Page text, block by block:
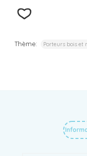
Thème: Porteurs bois et